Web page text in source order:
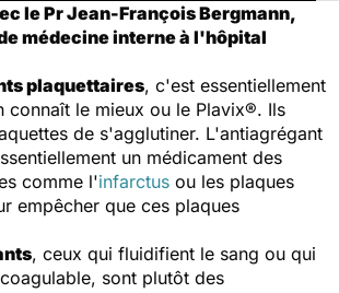
le Pr Jean-François Bergmann,
médecine interne à l'hôpital
plaquettaires, c'est essentiellement
connaît le mieux ou le Plavix®. Ils
de s'agglutiner. L'antiagrégant
un médicament des
comme l'infarctus ou les plaques
empêcher que ces plaques
, ceux qui fluidifient le sang ou qui
sont plutôt des